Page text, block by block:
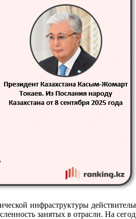
инфраструктуры
занятых в отрасли. На